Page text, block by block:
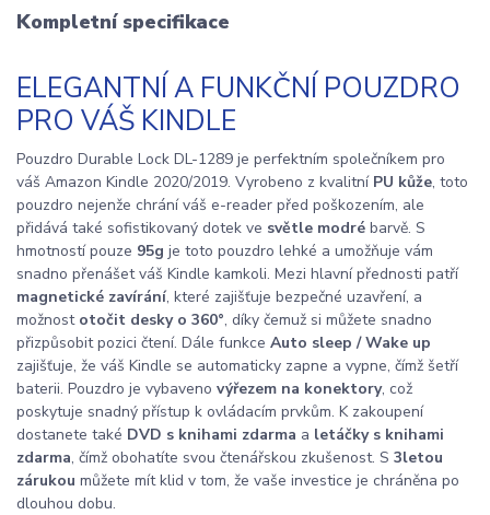
Kompletní specifikace
ELEGANTNÍ A FUNKČNÍ POUZDRO
PRO VÁŠ KINDLE
Pouzdro Durable Lock DL-1289 je perfektním společníkem pro
váš Amazon Kindle 2020/2019. Vyrobeno z kvalitní PU kůže, toto
pouzdro nejenže chrání váš e-reader před poškozením, ale
přidává také sofistikovaný dotek ve světle modré barvě. S
hmotností pouze 95g je toto pouzdro lehké a umožňuje vám
snadno přenášet váš Kindle kamkoli. Mezi hlavní přednosti patří
magnetické zavírání, které zajišťuje bezpečné uzavření, a
možnost otočit desky o 360°, díky čemuž si můžete snadno
přizpůsobit pozici čtení. Dále funkce Auto sleep / Wake up
zajišťuje, že váš Kindle se automaticky zapne a vypne, čímž šetří
baterii. Pouzdro je vybaveno výřezem na konektory, což
poskytuje snadný přístup k ovládacím prvkům. K zakoupení
dostanete také DVD s knihami zdarma a letáčky s knihami
zdarma, čímž obohatíte svou čtenářskou zkušenost. S 3letou
zárukou můžete mít klid v tom, že vaše investice je chráněna po
dlouhou dobu.